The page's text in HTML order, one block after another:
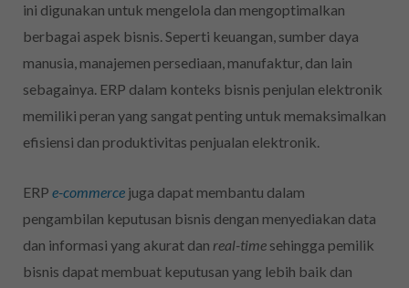
ini digunakan untuk mengelola dan mengoptimalkan
berbagai aspek bisnis. Seperti keuangan, sumber daya
manusia, manajemen persediaan, manufaktur, dan lain
sebagainya. ERP dalam konteks bisnis penjulan elektronik
memiliki peran yang sangat penting untuk memaksimalkan
efisiensi dan produktivitas penjualan elektronik.
ERP e-commerce juga dapat membantu dalam
pengambilan keputusan bisnis dengan menyediakan data
dan informasi yang akurat dan real-time sehingga pemilik
bisnis dapat membuat keputusan yang lebih baik dan